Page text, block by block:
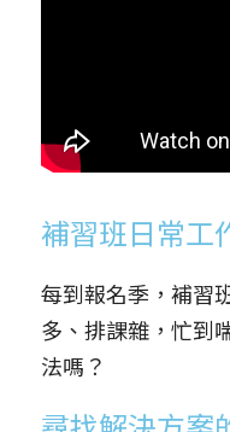
Mcall 接送廣播
補習班日常工
每到報名季，補習
多、排課雜，忙到
法嗎？